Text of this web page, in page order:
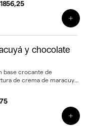
y chocolate
base crocante de
de crema de maracuyá.